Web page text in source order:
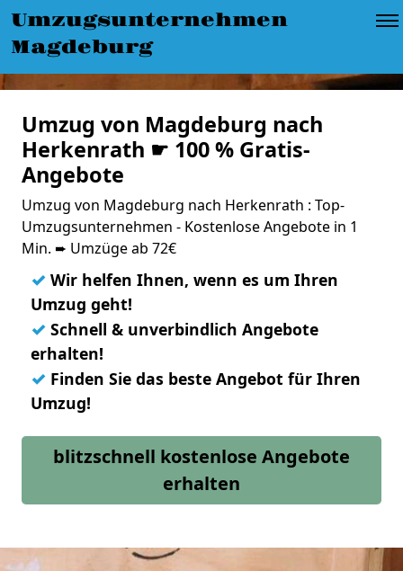
Umzugsunternehmen
Magdeburg
Umzug von Magdeburg nach
Herkenrath ☛ 100 % Gratis-
Angebote
Umzug von Magdeburg nach Herkenrath : Top-
Umzugsunternehmen - Kostenlose Angebote in 1
Min. ➨ Umzüge ab 72€
✓ Wir helfen Ihnen, wenn es um Ihren
Umzug geht!
✓ Schnell & unverbindlich Angebote
erhalten!
✓ Finden Sie das beste Angebot für Ihren
Umzug!
blitzschnell kostenlose Angebote
erhalten